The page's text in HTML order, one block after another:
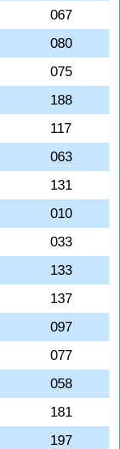
067
080
075
188
117
063
131
010
033
133
137
097
077
058
181
197